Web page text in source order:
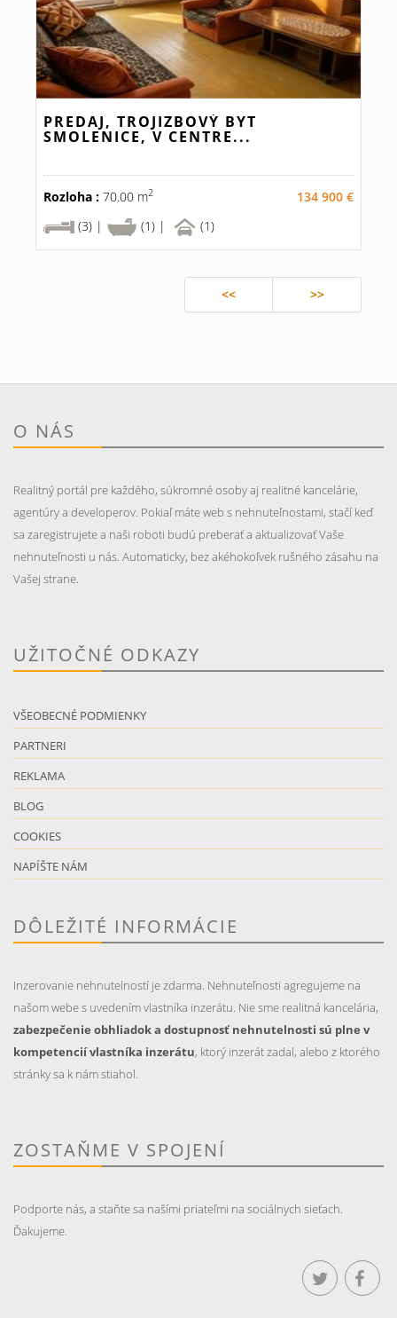
PREDAJ, TROJIZBOVÝ BYT
SMOLENICE, V CENTRE...
Rozloha : 70.00 m2
134 900 €
(3) |
(1) | (1)
<< >>
O NÁS
Realitný portál pre každého, súkromné osoby aj realitné kancelárie,
agentúry a developerov. Pokiaľ máte web s nehnuteľnostami, stačí keď
sa zaregistrujete a naši roboti budú preberať a aktualizovať Vaše
nehnuteľnosti u nás. Automaticky, bez akéhokoľvek rušného zásahu na
Vašej strane.
UŽITOČNÉ ODKAZY
VŠEOBECNÉ PODMIENKY
PARTNERI
REKLAMA
BLOG
COOKIES
NAPÍŠTE NÁM
DÔLEŽITÉ INFORMÁCIE
Inzerovanie nehnutelností je zdarma. Nehnuteľnosti agregujeme na
našom webe s uvedením vlastníka inzerátu. Nie sme realitná kancelária,
zabezpečenie obhliadok a dostupnosť nehnutelnosti sú plne v
kompetencií vlastníka inzerátu, ktorý inzerát zadal, alebo z ktorého
stránky sa k nám stiahol.
ZOSTAŇME V SPOJENÍ
Podporte nás, a staňte sa našími priateľmi na sociálnych sieťach.
Ďakujeme.